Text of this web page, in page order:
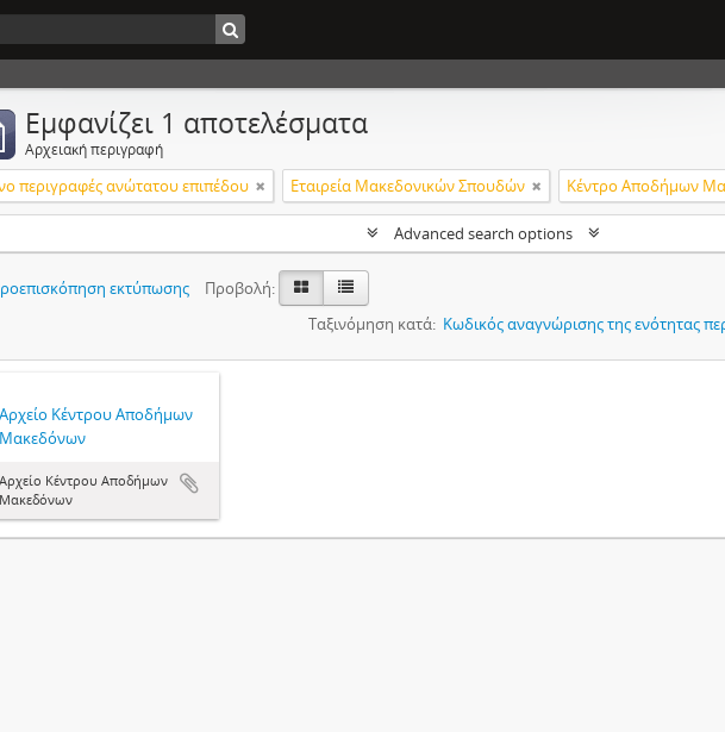
Εμφανίζει 1 αποτελέσματα
Αρχειακή περιγραφή
περιγραφές ανώτατου επιπέδου Εταιρεία Μακεδονικών Σπουδών
Advanced search options
εκτύπωσης
Προβολή:
Ταξινόμηση κατά: Κωδικός αναγνώρισης της ενότητας
Αρχείο Κέντρου Αποδήμων
Μακεδόνων
Αρχείο Κέντρου Αποδήμων
Μακεδόνων